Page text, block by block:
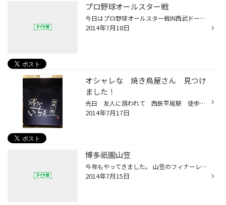
プロ野球オールスター戦
今日はプロ野球オールスター戦IN西武ドーム 昔から野球はずっと見続けてきましたが 金曜日が休みが久しぶりだったのか なんか新鮮でした。 今後も良いゲームに期待したいと思います。
2014年7月18日
オシャレな 焼き鳥屋さん 見つけ
ました！
先日 友人に誘われて 西鉄平尾駅 徒歩２分ぐらいの オシャレな焼き鳥屋さん のプレオープンに行ってきました(^O^) 焼き鳥屋さんだけど バーみたいな雰囲気もあるオシャレなお店で料理も美味しく スタッフも活気のある いいお店でしたよ！！ みなさんも是非近くとおった際は足を運んでください...
2014年7月17日
博多祇園山笠
今年もやってきました。 山笠のフィナーレ追い山。 福岡では朝早くからTVで中継があるほどですが どこの地区まで放映されているのでしょうね。 TVで見るよりは現地へ行ってみた方が 確実に迫力があります。 とは言うものの最近、見に行けてないんですけど…。
2014年7月15日